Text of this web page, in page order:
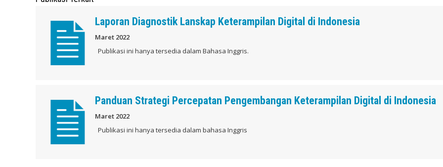
Laporan Diagnostik Lanskap Keterampilan Digital di Indonesia
Maret 2022
Publikasi ini hanya tersedia dalam Bahasa Inggris.
Panduan Strategi Percepatan Pengembangan Keterampilan Digital di Indonesia
Maret 2022
Publikasi ini hanya tersedia dalam bahasa Inggris